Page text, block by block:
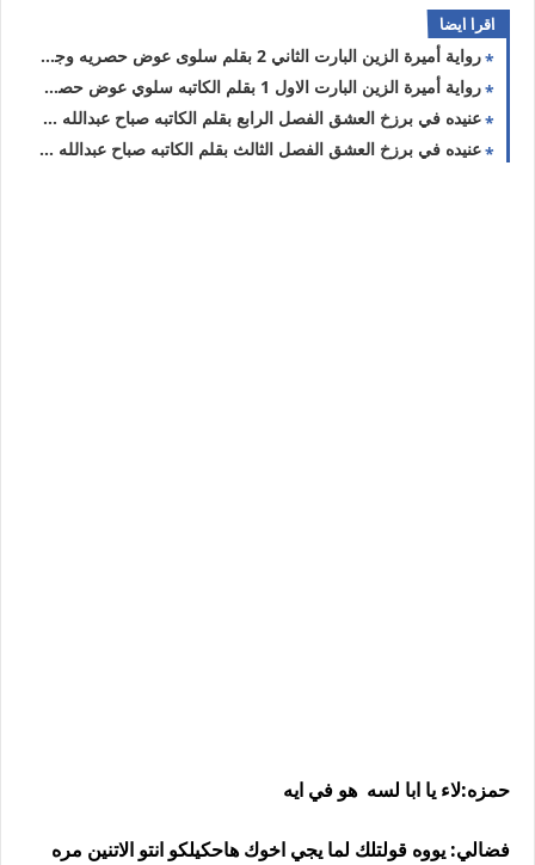
اقرا ايضا
رواية أميرة الزين البارت الثاني 2 بقلم سلوى عوض حصريه وجديده
رواية أميرة الزين البارت الاول 1 بقلم الكاتبه سلوي عوض حصريه وجديده
عنيده في برزخ العشق الفصل الرابع بقلم الكاتبه صباح عبدالله حصريه وجديده
عنيده في برزخ العشق الفصل الثالث بقلم الكاتبه صباح عبدالله حصريه وجديده
حمزه:لاء يا ابا لسه هو في ايه
فضالي: يووه قولتلك لما يجي اخوك هاحكيلكو انتو الاتنين مره